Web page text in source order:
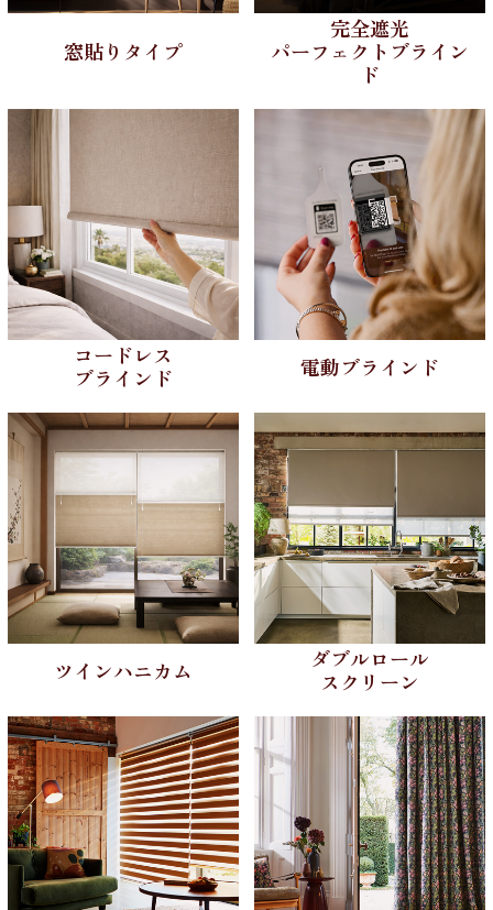
窓貼りタイプ
完全遮光
パーフェクトブライン
ド
コードレス
ブラインド
電動ブラインド
ツインハニカム
ダブルロール
スクリーン